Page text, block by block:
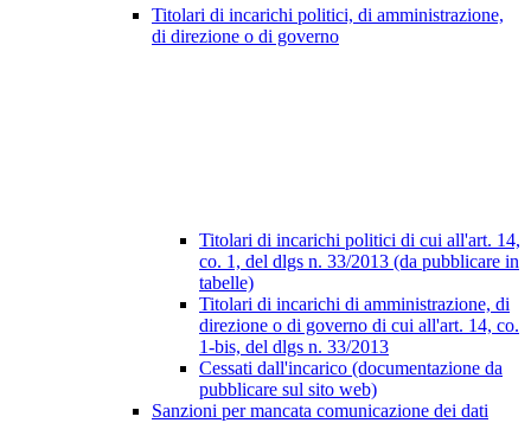
Titolari di incarichi politici, di amministrazione,
di direzione o di governo
Titolari di incarichi politici di cui all'art. 14,
co. 1, del dlgs n. 33/2013 (da pubblicare in
tabelle)
Titolari di incarichi di amministrazione, di
direzione o di governo di cui all'art. 14, co.
1-bis, del dlgs n. 33/2013
Cessati dall'incarico (documentazione da
pubblicare sul sito web)
Sanzioni per mancata comunicazione dei dati